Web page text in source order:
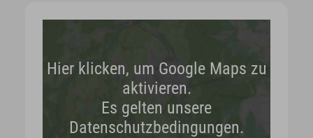
Hier klicken, um Google Maps zu
aktivieren.
Es gelten unsere
Datenschutzbedingungen.